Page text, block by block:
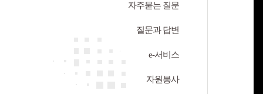
자주묻는 질문
질문과 답변
e-서비스
자원봉사